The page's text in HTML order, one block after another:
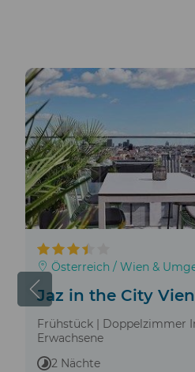
Österreich / Wien &
Jaz in the City
Frühstück | Doppelzimmer
Erwachsene
2 Nächte